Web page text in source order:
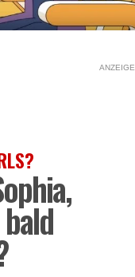
ANZEIGE